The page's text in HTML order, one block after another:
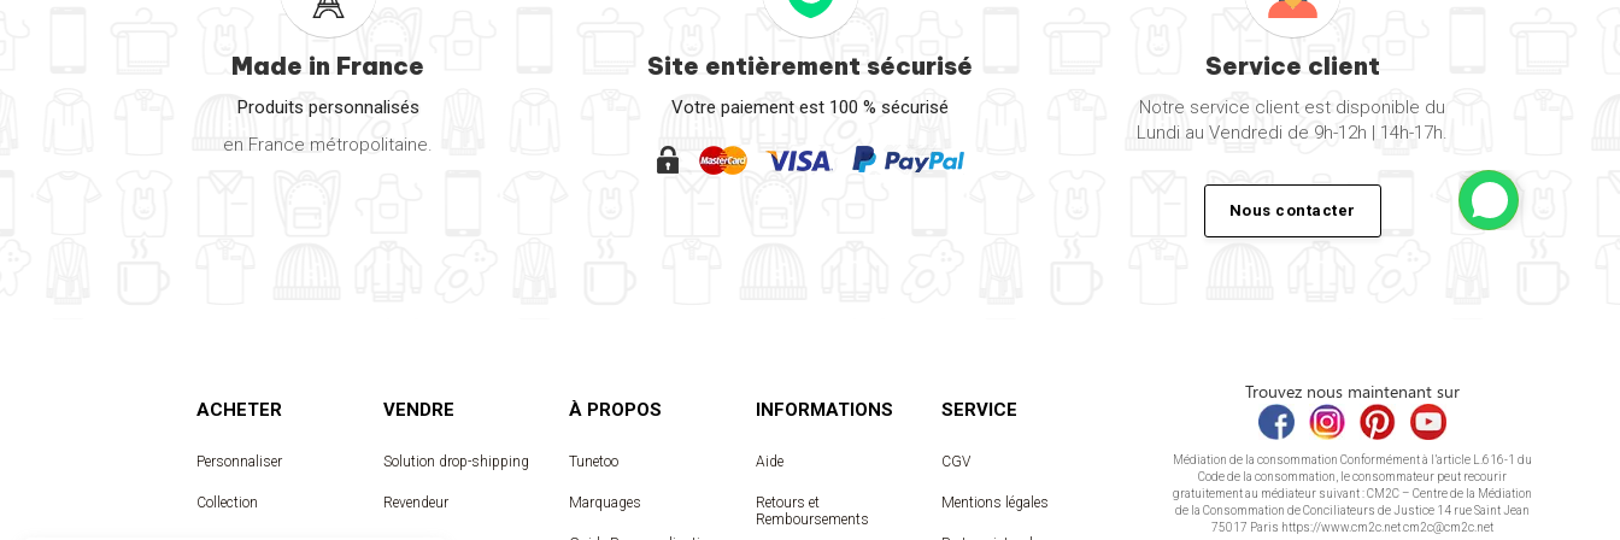
Made in France
Produits personnalisés
en France métropolitaine.
Site entièrement sécurisé
Votre paiement est 100 % sécurisé
Service client
Notre service client est disponible du
Lundi au Vendredi de 9h-12h | 14h-17h.
Nous contacter
ACHETER
Personnaliser
Collection
VENDRE
Solution drop-shipping
Revendeur
À PROPOS
Tunetoo
Marquages
INFORMATIONS
Aide
Retours et
Remboursements
SERVICE
CGV
Mentions légales
Trouvez nous maintenant sur
Médiation de la consommation Conformément à l’article L.616-1 du
Code de la consommation, le consommateur peut recourir
gratuitement au médiateur suivant : CM2C – Centre de la Médiation
de la Consommation de Conciliateurs de Justice 14 rue Saint Jean
75017 Paris https://www.cm2c.net cm2c@cm2c.net